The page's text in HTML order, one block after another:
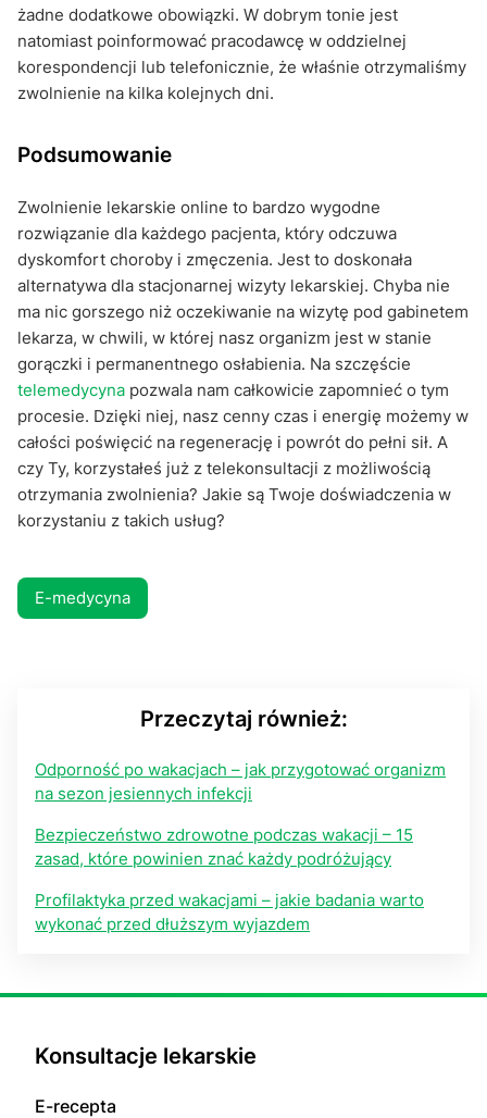
żadne dodatkowe obowiązki. W dobrym tonie jest
natomiast poinformować pracodawcę w oddzielnej
korespondencji lub telefonicznie, że właśnie otrzymaliśmy
zwolnienie na kilka kolejnych dni.
Podsumowanie
Zwolnienie lekarskie online to bardzo wygodne
rozwiązanie dla każdego pacjenta, który odczuwa
dyskomfort choroby i zmęczenia. Jest to doskonała
alternatywa dla stacjonarnej wizyty lekarskiej. Chyba nie
ma nic gorszego niż oczekiwanie na wizytę pod gabinetem
lekarza, w chwili, w której nasz organizm jest w stanie
gorączki i permanentnego osłabienia. Na szczęście
telemedycyna pozwala nam całkowicie zapomnieć o tym
procesie. Dzięki niej, nasz cenny czas i energię możemy w
całości poświęcić na regenerację i powrót do pełni sił. A
czy Ty, korzystałeś już z telekonsultacji z możliwością
otrzymania zwolnienia? Jakie są Twoje doświadczenia w
korzystaniu z takich usług?
E-medycyna
Przeczytaj również:
Odporność po wakacjach – jak przygotować organizm
na sezon jesiennych infekcji
Bezpieczeństwo zdrowotne podczas wakacji – 15
zasad, które powinien znać każdy podróżujący
Profilaktyka przed wakacjami – jakie badania warto
wykonać przed dłuższym wyjazdem
Konsultacje lekarskie
E-recepta